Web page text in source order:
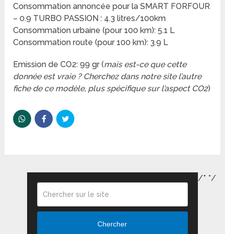
Consommation annoncée pour la SMART FORFOUR
– 0.9 TURBO PASSION : 4.3 litres/100km
Consommation urbaine (pour 100 km): 5.1 L
Consommation route (pour 100 km): 3.9 L
Emission de CO2: 99 gr (mais est-ce que cette
donnée est vraie ? Cherchez dans notre site l’autre
fiche de ce modèle, plus spécifique sur l’aspect CO2)
Chercher
/* */